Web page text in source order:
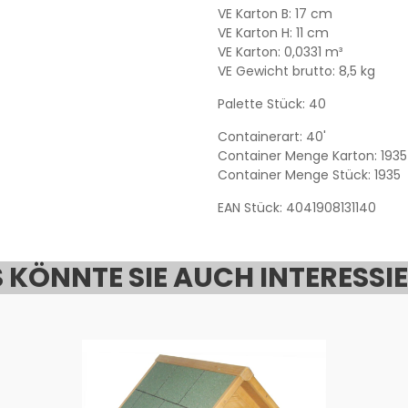
VE Karton B: 17 cm
VE Karton H: 11 cm
VE Karton: 0,0331 m³
VE Gewicht brutto: 8,5 kg
Palette Stück: 40
Containerart: 40'
Container Menge Karton: 1935
Container Menge Stück: 1935
EAN Stück: 4041908131140
SIE AUCH